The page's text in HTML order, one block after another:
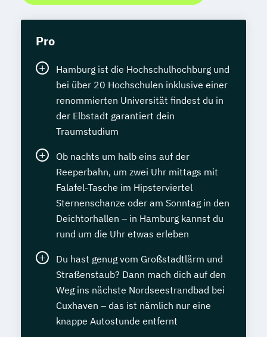
Pro
Hamburg ist die Hochschulhochburg und
bei über 20 Hochschulen inklusive einer
renommierten Universität findest du in
der Elbstadt garantiert dein
Traumstudium
Ob nachts um halb eins auf der
Reeperbahn, um zwei Uhr mittags mit
Falafel-Tasche im Hipsterviertel
Sternenschanze oder am Sonntag in den
Deichtorhallen – in Hamburg kannst du
rund um die Uhr etwas erleben
Du hast genug vom Großstadtlärm und
Straßenstaub? Dann mach dich auf den
Weg ins nächste Nordseestrandbad bei
Cuxhaven – das ist nämlich nur eine
knappe Autostunde entfernt